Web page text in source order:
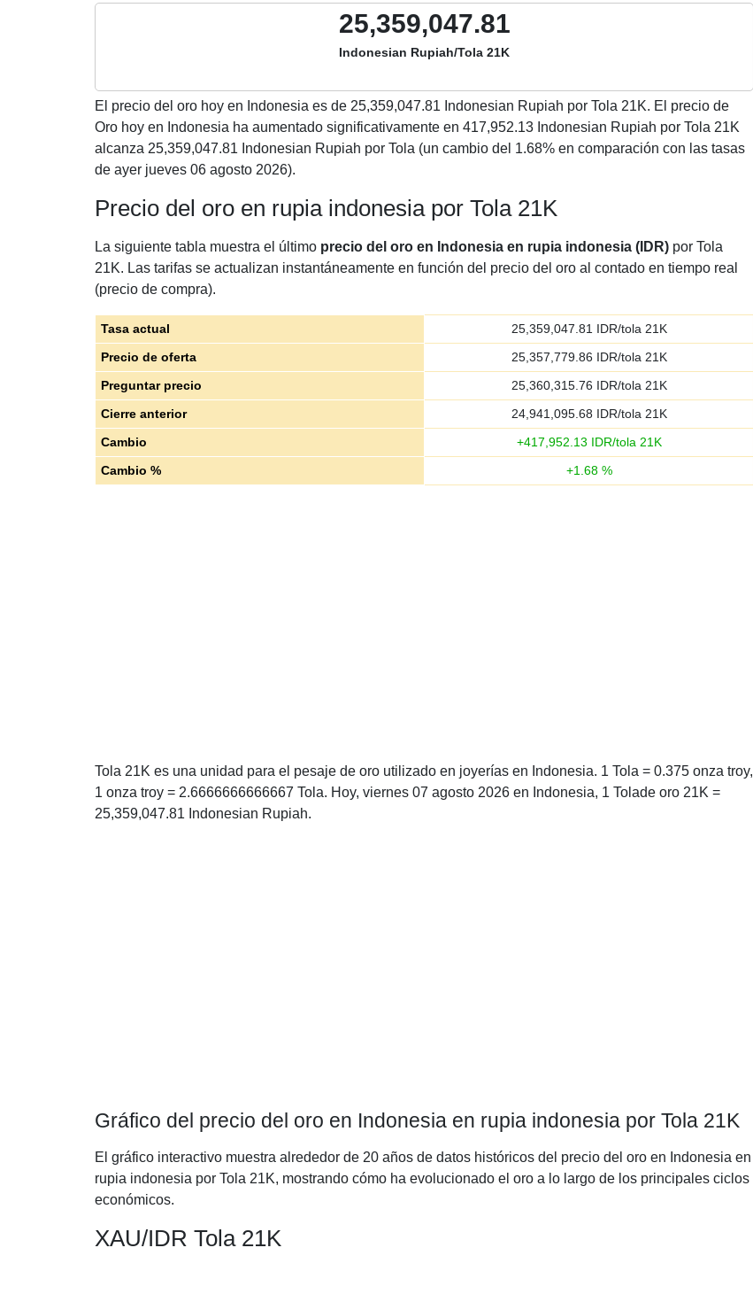
25,359,047.81
Indonesian Rupiah/Tola 21K
El precio del oro hoy en Indonesia es de 25,359,047.81 Indonesian Rupiah por Tola 21K. El precio de
Oro hoy en Indonesia ha aumentado significativamente en 417,952.13 Indonesian Rupiah por Tola 21K
alcanza 25,359,047.81 Indonesian Rupiah por Tola (un cambio del 1.68% en comparación con las tasas
de ayer jueves 06 agosto 2026).
Precio del oro en rupia indonesia por Tola 21K
La siguiente tabla muestra el último precio del oro en Indonesia en rupia indonesia (IDR) por Tola
21K. Las tarifas se actualizan instantáneamente en función del precio del oro al contado en tiempo real
(precio de compra).
Tasa actual 25,359,047.81 IDR/tola 21K
Precio de oferta
25,357,779.86 IDR/tola 21K
Preguntar precio
25,360,315.76 IDR/tola 21K
Cierre anterior
24,941,095.68 IDR/tola 21K
Cambio
+417,952.13 IDR/tola 21K
Cambio %
+1.68%
Tola 21K es una unidad para el pesaje de oro utilizado en joyerías en Indonesia. 1 Tola = 0.375 onza troy,
1 onza troy = 2.6666666666667 Tola. Hoy, viernes 07 agosto 2026 en Indonesia, 1 Tolade oro 21K =
25,359,047.81 Indonesian Rupiah.
Gráfico del precio del oro en Indonesia en rupia indonesia por Tola 21K
El gráfico interactivo muestra alrededor de 20 años de datos históricos del precio del oro en Indonesia en
rupia indonesia por Tola 21K, mostrando cómo ha evolucionado el oro a lo largo de los principales ciclos
económicos.
XAU/IDR Tola 21K